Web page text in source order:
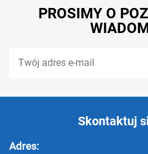
PROSIMY O
Skontaktuj
Adres: